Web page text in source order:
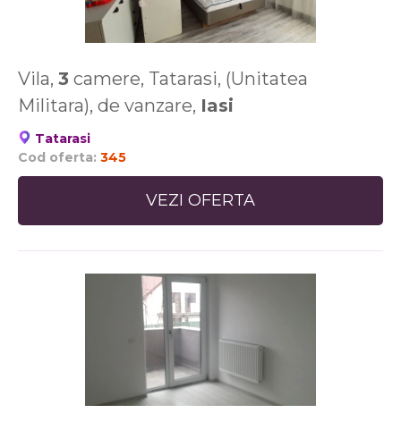
Vila, 3 camere, Tatarasi, (Unitatea
Militara), de vanzare, Iasi
Tatarasi
Cod oferta: 345
VEZI OFERTA